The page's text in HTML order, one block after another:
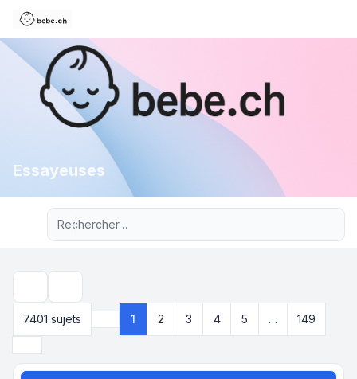
Essayeuses
Recherche avancée
7401 sujets
Page 1 sur149
1 2 3 4 5 …
149